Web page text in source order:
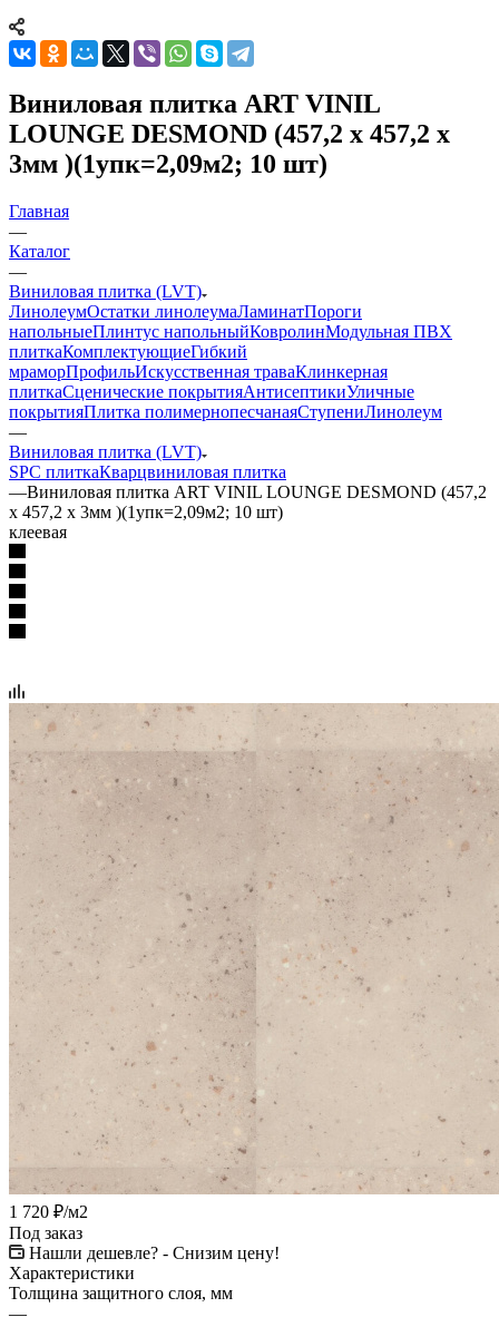
Виниловая плитка ART VINIL
LOUNGE DESMOND (457,2 х 457,2 х
3мм )(1упк=2,09м2; 10 шт)
Главная
—
Каталог
—
Виниловая плитка (LVT)
ЛинолеумОстатки линолеумаЛаминатПороги
напольныеПлинтус напольныйКовролинМодульная ПВХ
плиткаКомплектующиеГибкий
мраморПрофильИскусственная траваКлинкерная
плиткаСценические покрытияАнтисептикиУличные
покрытияПлитка полимернопесчанаяСтупениЛинолеум
—
Виниловая плитка (LVT)
SPC плиткаКварцвиниловая плитка
—Виниловая плитка ART VINIL LOUNGE DESMOND (457,2
х 457,2 х 3мм )(1упк=2,09м2; 10 шт)
клеевая
1 720 ₽/м2
Под заказ
Нашли дешевле? - Снизим цену!
Характеристики
Толщина защитного слоя, мм
—